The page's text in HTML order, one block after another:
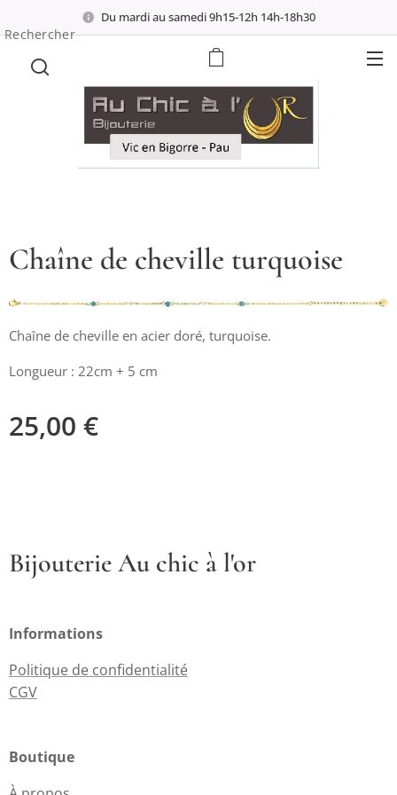
Du mardi au samedi 9h15-12h 14h-18h30
Rechercher
Chaîne de cheville turquoise
Chaîne de cheville en acier doré, turquoise.
Longueur : 22cm + 5 cm
25,00 €
Bijouterie Au chic à l'or
Informations
Politique de confidentialité
CGV
Boutique